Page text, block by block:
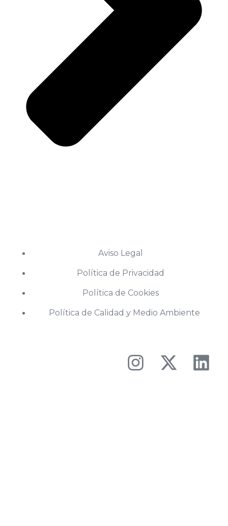
Aviso Legal
Política de Privacidad
Política de Cookies
Política de Calidad y Medio Ambiente